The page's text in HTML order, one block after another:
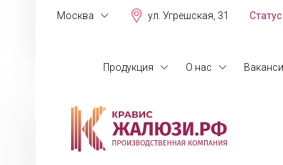
Москва ул. Угрешская, 31
Продукция О нас